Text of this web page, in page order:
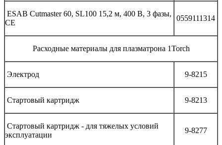
ESAB Cutmaster 60, SL100 15,2 м, 400 В, 3 фазы,
CE
0559111314
Расходные материалы для плазматрона 1Torch
Электрод 9-8215
Стартовый картридж 9-8213
Стартовый картридж - для тяжелых условий
эксплуатации
9-8277